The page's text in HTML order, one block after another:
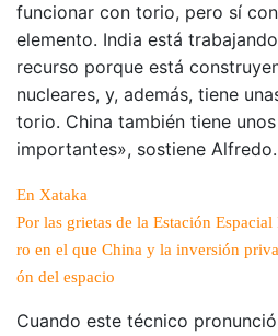
funcionar con torio, pero sí
elemento. India está
recurso porque está
nucleares, y, además, tiene
torio. China también tiene
importantes», sostiene Alfredo.
En Xataka
Por las grietas de la Estación
ro en el que China y la inversión
ón del espacio
Cuando este técnico